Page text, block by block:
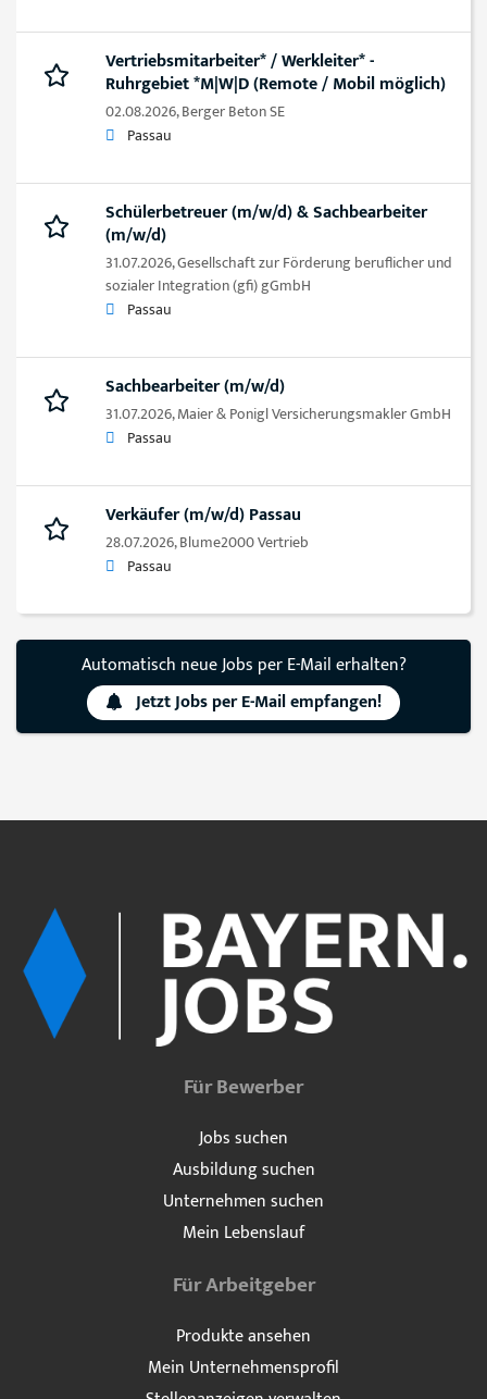
Vertriebsmitarbeiter* / Werkleiter* -
Ruhrgebiet *M|W|D (Remote / Mobil möglich)
02.08.2026,Berger Beton SE
Passau
Schülerbetreuer (m/w/d) & Sachbearbeiter
(m/w/d)
31.07.2026,Gesellschaft zur Förderung beruflicher und
sozialer Integration (gfi) gGmbH
Passau
Sachbearbeiter (m/w/d)
31.07.2026,Maier & Ponigl Versicherungsmakler GmbH
Passau
Verkäufer (m/w/d) Passau
28.07.2026,Blume2000 Vertrieb
Passau
Automatisch neue Jobs per E-Mail erhalten?
Jetzt Jobs per E-Mail empfangen!
Für Bewerber
Jobs suchen
Ausbildung suchen
Unternehmen suchen
Mein Lebenslauf
Für Arbeitgeber
Produkte ansehen
Mein Unternehmensprofil